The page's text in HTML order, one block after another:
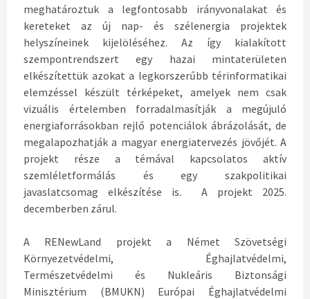
meghatároztuk a legfontosabb irányvonalakat és
kereteket az új nap- és szélenergia projektek
helyszíneinek kijelöléséhez. Az így kialakított
szempontrendszert egy hazai mintaterületen
elkészítettük azokat a legkorszerűbb térinformatikai
elemzéssel készült térképeket, amelyek nem csak
vizuális értelemben forradalmasítják a megújuló
energiaforrásokban rejlő potenciálok ábrázolását, de
megalapozhatják a magyar energiatervezés jövőjét. A
projekt része a témával kapcsolatos aktív
szemléletformálás és egy szakpolitikai
javaslatcsomag elkészítése is. A projekt 2025.
decemberben zárul.
A RENewLand projekt a Német Szövetségi
Környezetvédelmi, Éghajlatvédelmi,
Természetvédelmi és Nukleáris Biztonsági
Minisztérium (BMUKN) Európai Éghajlatvédelmi